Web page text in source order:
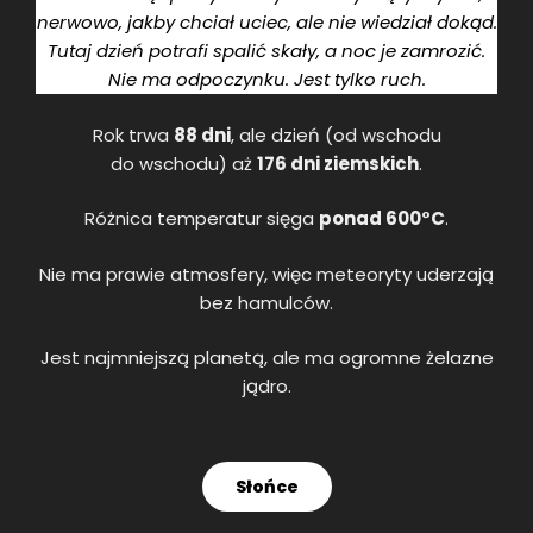
nerwowo, jakby chciał uciec, ale nie wiedział dokąd.
Tutaj dzień potrafi spalić skały, a noc je zamrozić.
Nie ma odpoczynku. Jest tylko ruch.
Rok trwa 88 dni, ale dzień (od wschodu
do wschodu) aż176 dni ziemskich.
Różnica temperatur sięga ponad 600°C.
Nie ma prawie atmosfery, więc meteoryty uderzają
bez hamulców.
Jest najmniejszą planetą, ale ma ogromne żelazne
jądro.
Słońce